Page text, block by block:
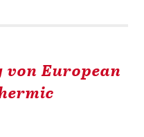
von European